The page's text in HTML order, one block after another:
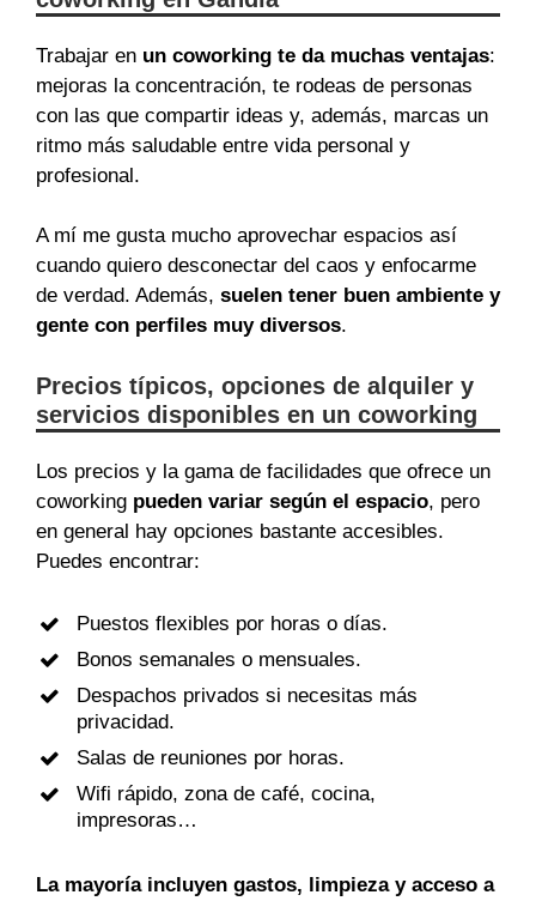
Trabajar en un coworking te da muchas ventajas:
mejoras la concentración, te rodeas de personas
con las que compartir ideas y, además, marcas un
ritmo más saludable entre vida personal y
profesional.
A mí me gusta mucho aprovechar espacios así
cuando quiero desconectar del caos y enfocarme
de verdad. Además, suelen tener buen ambiente y
gente con perfiles muy diversos.
Precios típicos, opciones de alquiler y
servicios disponibles en un coworking
Los precios y la gama de facilidades que ofrece un
coworking pueden variar según el espacio, pero
en general hay opciones bastante accesibles.
Puedes encontrar:
Puestos flexibles por horas o días.
Bonos semanales o mensuales.
Despachos privados si necesitas más
privacidad.
Salas de reuniones por horas.
Wifi rápido, zona de café, cocina,
impresoras…
La mayoría incluyen gastos, limpieza y acceso a